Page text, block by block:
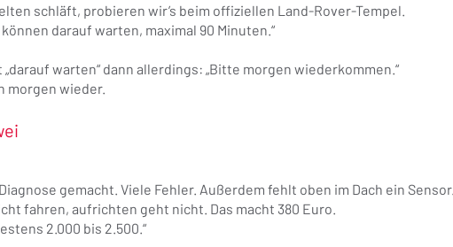
schläft, probieren wir’s beim offiziellen Land-Rover-Tempel.
können darauf warten, maximal 90 Minuten.“
warten“ dann allerdings: „Bitte morgen wiederkommen.“
morgen wieder.
gemacht. Viele Fehler. Außerdem fehlt oben im Dach ein Sensor.
fahren, aufrichten geht nicht. Das macht 380 Euro.
2.000 bis 2.500.“